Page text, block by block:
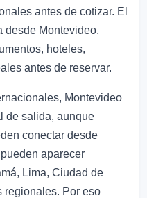
antes de cotizar. El
desde Montevideo,
hoteles,
antes de reservar.
Montevideo
de salida, aunque
conectar desde
aparecer
Lima, Ciudad de
regionales. Por eso